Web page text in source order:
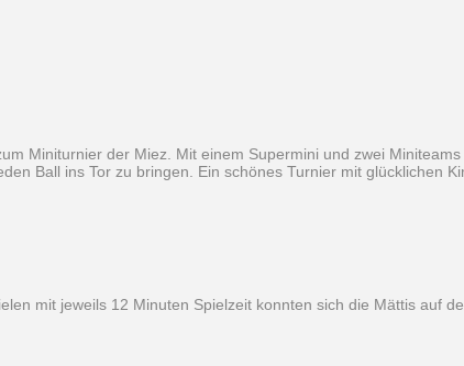
Miniturnier der Miez. Mit einem Supermini und zwei
Ball ins Tor zu bringen. Ein schönes Turnier mit glücklichen
mit jeweils 12 Minuten Spielzeit konnten sich die Mättis auf